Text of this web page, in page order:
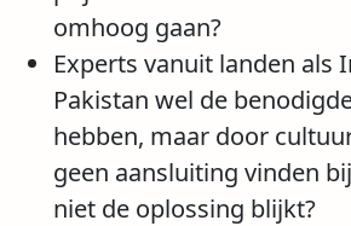
omhoog gaan?
Experts vanuit landen als
Pakistan wel de
hebben, maar door
geen aansluiting vinden
niet de oplossing blijkt?